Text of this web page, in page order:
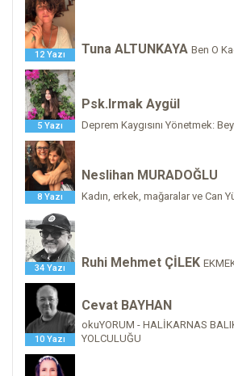
12 Yazı Tuna ALTUNKAYA Ben O
5 Yazı
Psk.Irmak Aygül
Deprem Kaygısını Yönetmek:
8 Yazı
Neslihan MURADOĞLU
Kadın, erkek, mağaralar ve Can
34 Yazı Ruhi Mehmet ÇİLEK
10 Yazı
Cevat BAYHAN
okuYORUM - HALİKARNAS
YOLCULUĞU